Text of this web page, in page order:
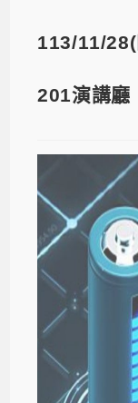
113/11/
201演講廳